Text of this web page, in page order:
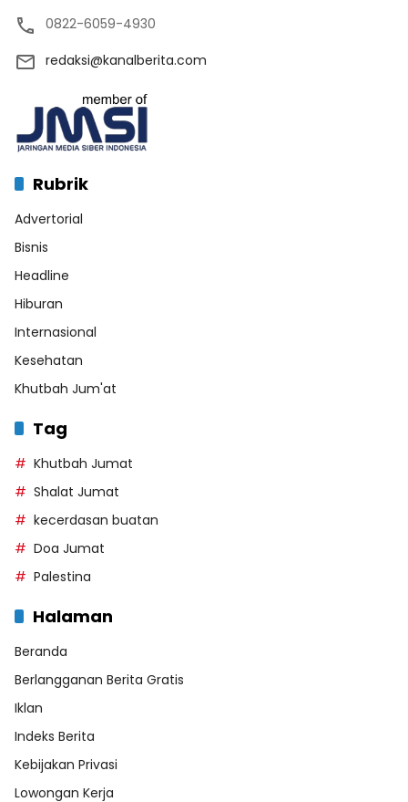
0822-6059-4930
redaksi@kanalberita.com
Rubrik
Advertorial
Bisnis
Headline
Hiburan
Internasional
Kesehatan
Khutbah Jum'at
Tag
Khutbah Jumat
Shalat Jumat
kecerdasan buatan
Doa Jumat
Palestina
Halaman
Beranda
Berlangganan Berita Gratis
Iklan
Indeks Berita
Kebijakan Privasi
Lowongan Kerja